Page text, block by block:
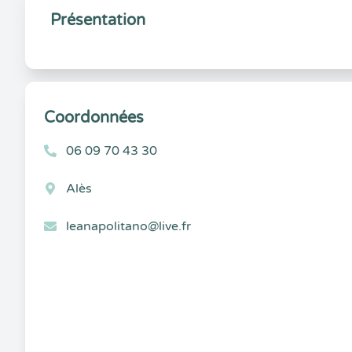
Présentation
Coordonnées
06 09 70 43 30
Alès
leanapolitano@live.fr